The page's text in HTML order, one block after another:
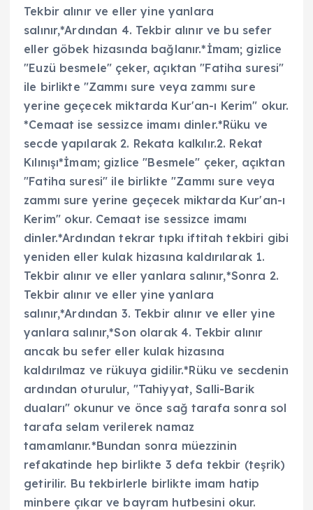
Tekbir alınır ve eller yine yanlara
salınır,*Ardından 4. Tekbir alınır ve bu sefer
eller göbek hizasında bağlanır.*İmam; gizlice
"Euzü besmele" çeker, açıktan "Fatiha suresi"
ile birlikte "Zammı sure veya zammı sure
yerine geçecek miktarda Kur'an-ı Kerim" okur.
*Cemaat ise sessizce imamı dinler.*Rüku ve
secde yapılarak 2. Rekata kalkılır.2. Rekat
Kılınışı*İmam; gizlice "Besmele" çeker, açıktan
"Fatiha suresi" ile birlikte "Zammı sure veya
zammı sure yerine geçecek miktarda Kur'an-ı
Kerim" okur. Cemaat ise sessizce imamı
dinler.*Ardından tekrar tıpkı iftitah tekbiri gibi
yeniden eller kulak hizasına kaldırılarak 1.
Tekbir alınır ve eller yanlara salınır,*Sonra 2.
Tekbir alınır ve eller yine yanlara
salınır,*Ardından 3. Tekbir alınır ve eller yine
yanlara salınır,*Son olarak 4. Tekbir alınır
ancak bu sefer eller kulak hizasına
kaldırılmaz ve rükuya gidilir.*Rüku ve secdenin
ardından oturulur, "Tahiyyat, Salli-Barik
duaları" okunur ve önce sağ tarafa sonra sol
tarafa selam verilerek namaz
tamamlanır.*Bundan sonra müezzinin
refakatinde hep birlikte 3 defa tekbir (teşrik)
getirilir. Bu tekbirlerle birlikte imam hatip
minbere çıkar ve bayram hutbesini okur.